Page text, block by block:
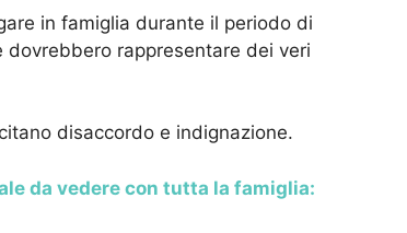
in famiglia durante il periodo di
dovrebbero rappresentare dei veri
disaccordo e indignazione.
da vedere con tutta la famiglia: